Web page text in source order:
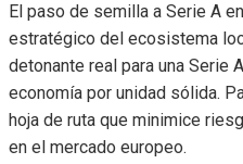
El paso de semilla a Serie A en
estratégico del ecosistema
detonante real para una Serie
economía por unidad sólida.
hoja de ruta que minimice
en el mercado europeo.